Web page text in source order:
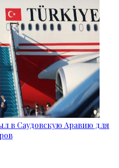
в Саудовскую Аравию для